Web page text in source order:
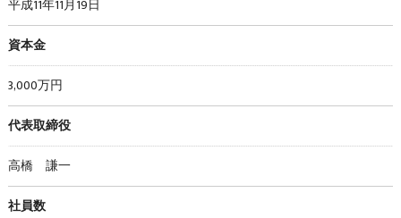
平成11年11月19日
資本金
3,000万円
代表取締役
高橋 謙一
社員数